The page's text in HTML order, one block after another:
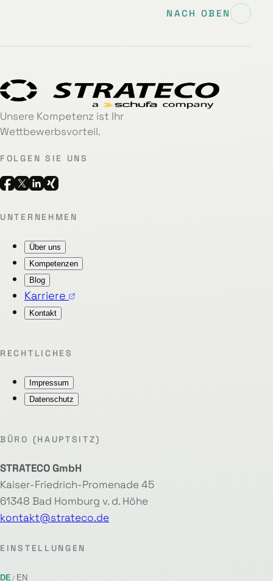
NACH OBEN
Unsere Kompetenz ist Ihr
Wettbewerbsvorteil.
FOLGEN SIE UNS
UNTERNEHMEN
Über uns
Kompetenzen
Blog
Karriere
Kontakt
RECHTLICHES
Impressum
Datenschutz
BÜRO (HAUPTSITZ)
STRATECO GmbH
Kaiser-Friedrich-Promenade 45
61348 Bad Homburg v. d. Höhe
kontakt@strateco.de
EINSTELLUNGEN
DE EN